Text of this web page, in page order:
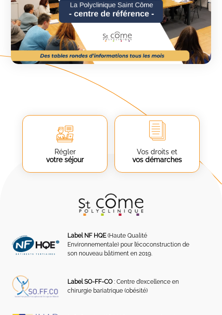
Régler
votre séjour
Vos droits et
vos démarches
Label NF HQE(Haute Qualité
Environnementale) pour l’écoconstruction de
son nouveau bâtiment en 2019.
Label SO-FF-CO : Centre d’excellence en
chirurgie bariatrique (obésité)